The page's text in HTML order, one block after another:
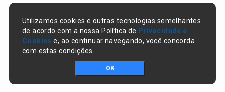
Utilizamos cookies e outras tecnologias semelhantes
de acordo com a nossa Política de Privacidade e
Cookies e, ao continuar navegando, você concorda
com estas condições.
OK